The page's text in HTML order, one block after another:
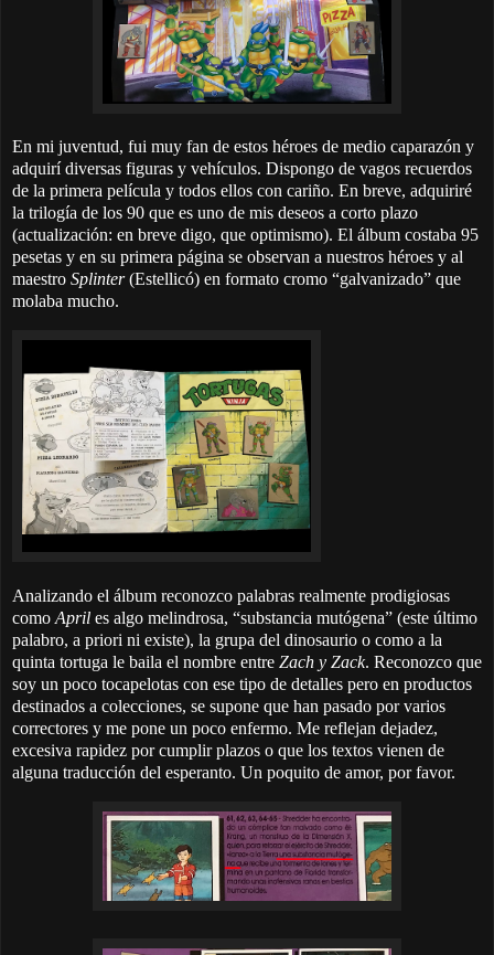
En mi juventud, fui muy fan de estos héroes de medio caparazón y
adquirí diversas figuras y vehículos. Dispongo de vagos recuerdos
de la primera película y todos ellos con cariño. En breve, adquiriré
la trilogía de los 90 que es uno de mis deseos a corto plazo
(actualización: en breve digo, que optimismo). El álbum costaba 95
pesetas y en su primera página se observan a nuestros héroes y al
maestro Splinter(Estellicó) en formato cromo “galvanizado” que
molaba mucho.
Analizando el álbum reconozco palabras realmente prodigiosas
como April es algo melindrosa, “substancia mutógena” (este último
palabro, a priori ni existe), la grupa del dinosaurio o como a la
quinta tortuga le baila el nombre entre Zach y Zack. Reconozco que
soy un poco tocapelotas con ese tipo de detalles pero en productos
destinados a colecciones, se supone que han pasado por varios
correctores y me pone un poco enfermo. Me reflejan dejadez,
excesiva rapidez por cumplir plazos o que los textos vienen de
alguna traducción del esperanto. Un poquito de amor, por favor.